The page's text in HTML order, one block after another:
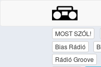
MOST SZÓL!
Bias Rádió
Rádió Groove